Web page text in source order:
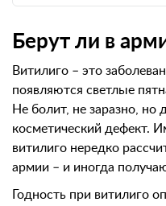
Берут ли в
Витилиго – это
появляются светлые
Не болит, не заразно,
косметический дефект.
витилиго нередко
армии – и иногда
Годность при витилиго